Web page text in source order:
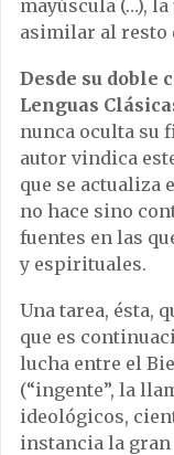
mayúscula (…),
asimilar al resto
Desde su doble
Lenguas
nunca oculta su
autor vindica
que se actualiza
no hace sino
fuentes en las
y espirituales.
Una tarea, ésta,
que es
lucha entre el
(“ingente”, la
ideológicos,
instancia la gran